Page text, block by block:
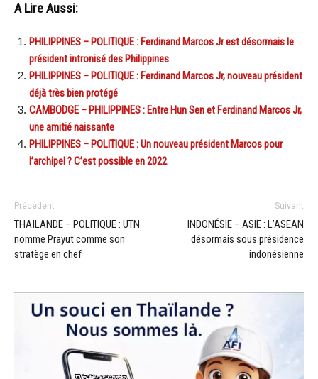
A Lire Aussi:
PHILIPPINES – POLITIQUE : Ferdinand Marcos Jr est désormais le
président intronisé des Philippines
PHILIPPINES – POLITIQUE : Ferdinand Marcos Jr, nouveau président
déjà très bien protégé
CAMBODGE – PHILIPPINES : Entre Hun Sen et Ferdinand Marcos Jr,
une amitié naissante
PHILIPPINES – POLITIQUE : Un nouveau président Marcos pour
l’archipel ? C’est possible en 2022
Précédent
THAÏLANDE – POLITIQUE : UTN
nomme Prayut comme son
stratège en chef
Suivant
INDONÉSIE – ASIE : L’ASEAN
désormais sous présidence
indonésienne